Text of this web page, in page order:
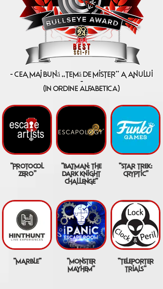
- cea mai bună „temă de mister” a anului
-
(IN ORDINE ALFABETICA)
"protocol
zero"
"batman: the
dark knight
challenge"
"star trek:
cryptic"
"marble"
"monster
mayhem"
"teleporter
trials"